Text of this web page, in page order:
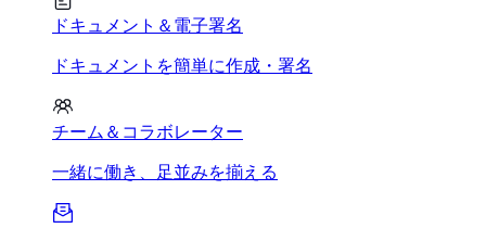
ドキュメント＆電子署名
ドキュメントを簡単に作成・署名
チーム＆コラボレーター
一緒に働き、足並みを揃える